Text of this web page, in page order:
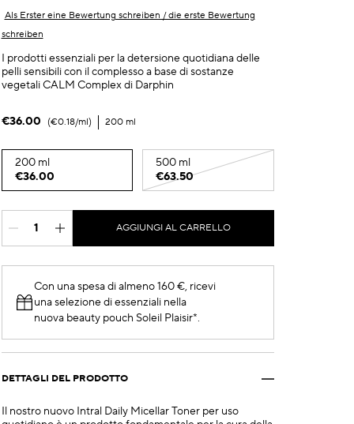
Als Erster eine Bewertung schreiben / die erste Bewertung
schreiben
I prodotti essenziali per la detersione quotidiana delle
pelli sensibili con il complesso a base di sostanze
vegetali CALM Complex di Darphin
€36.00 €0.18/ml 200 ml
200 ml
€36.00
500 ml
€63.50
AGGIUNGI AL CARRELLO
Con una spesa di almeno 160 €, ricevi
una selezione di essenziali nella
nuova beauty pouch Soleil Plaisir*.
DETTAGLI DEL PRODOTTO
Il nostro nuovo Intral Daily Micellar Toner per uso